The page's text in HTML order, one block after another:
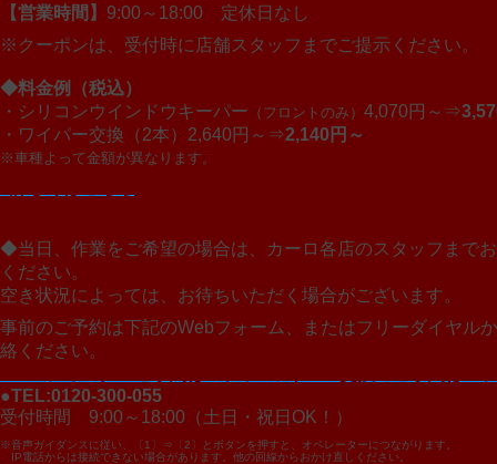
【営業時間】 9:00～18:00 定休日なし
※クーポンは、受付時に店舗スタッフまでご提示ください。
◆料金例（税込）
・シリコンウインドウキーパー （フロントのみ） 4,070円～⇒
・ワイパー交換（2本） 2,640円～⇒2,140円～
※車種よって金額が異なります。
◆当日、作業をご希望の場合は、カーロ各店のスタッフまで
ください。
空き状況によっては、お待ちいただく場合がございます。
事前のご予約は下記のWebフォーム、またはフリーダイヤル
絡ください。
●TEL:0120-300-055
受付時間 9:00～18:00（土日・祝日OK！）
※音声ガイダンスに従い、〔1〕⇒〔2〕とボタンを押すと、オペレーターにつながります。
IP電話からは接続できない場合があります。他の回線からおかけ直しください。